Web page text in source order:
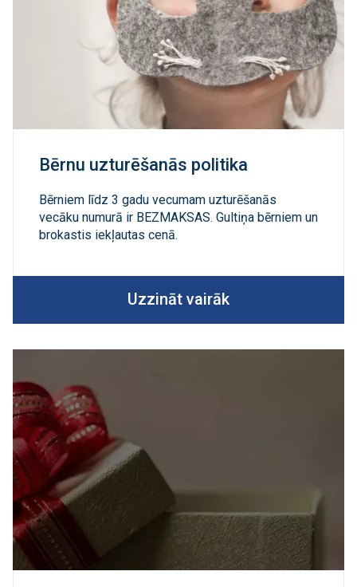
Bērnu uzturēšanās politika
Bērniem līdz 3 gadu vecumam uzturēšanās
vecāku numurā ir BEZMAKSAS. Gultiņa bērniem un
brokastis iekļautas cenā.
Uzzināt vairāk